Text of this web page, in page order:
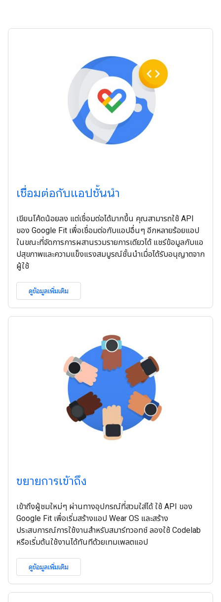
เชื่อมต่อกับแอปชั้นนำ
เขียนโค้ดน้อยลง แต่เชื่อมต่อได้มากขึ้น คุณสามารถใช้ API
ของ Google Fit เพื่อเชื่อมต่อกับแอปอื่นๆ อีกหลายร้อยแอป
ในขณะที่จัดการการผสานรวมรายการเดียวได้ แชร์ข้อมูลกับแอ
ปสุขภาพและความแข็งแรงสมบูรณ์ชั้นนำเมื่อได้รับอนุญาตจาก
ผู้ใช้
ดูข้อมูลเพิ่มเติม
ขยายการเข้าถึง
เข้าถึงผู้ชมใหม่ๆ ผ่านทางอุปกรณ์ที่สวมใส่ได้ ใช้ API ของ
Google Fit เพื่อเริ่มสร้างแอป Wear OS และสร้าง
ประสบการณ์การใช้งานสำหรับสมาร์ทวอทช์ ลองใช้ Codelab
หรือเริ่มต้นใช้งานได้ทันทีด้วยเทมเพลตแอป
ดูข้อมูลเพิ่มเติม